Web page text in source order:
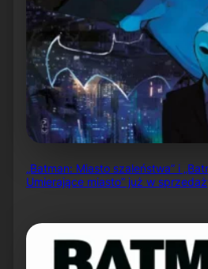
„Batman: Miasto szaleństwa” i
Umierające miasto” już w